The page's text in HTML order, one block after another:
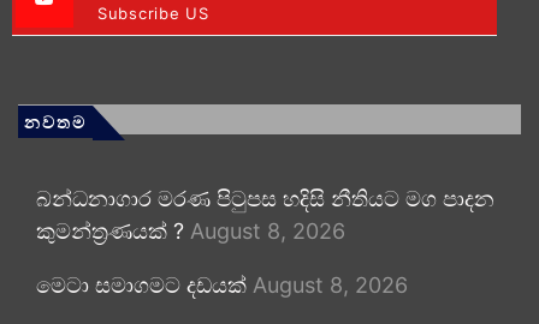
Subscribe US
නවතම
බන්ධනාගාර මරණ පිටුපස හදිසි නීතියට මග පාදන
කුමන්ත්‍රණයක් ? August 8, 2026
මෙටා සමාගමට දඩයක් August 8, 2026